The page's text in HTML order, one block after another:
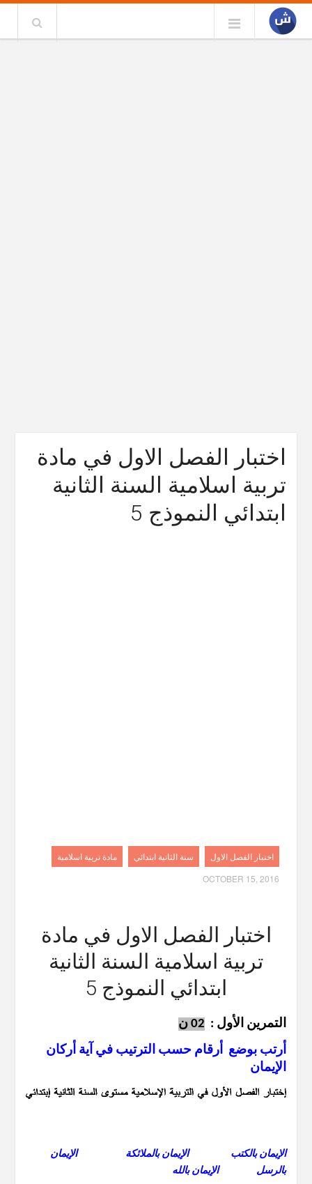
اختبار الفصل الاول في مادة
تربية اسلامية السنة الثانية
ابتدائي النموذج 5
اختبار الفصل الاول سنة الثانية ابتدائي
مادة تربية اسلامية
OCTOBER 15, 2016
اختبار الفصل الاول في مادة
تربية اسلامية السنة الثانية
ابتدائي النموذج 5
التمرين الأول : 02 ن
أرتب بوضع أرقام حسب الترتيب في آية أركان
الإيمان
الإيمان بالكتب الإيمان بالملائكة الإيمان
بالرسل الإيمان بالله